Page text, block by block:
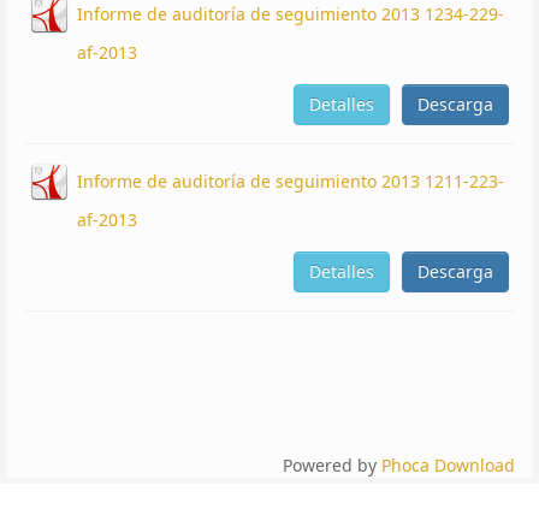
Informe de auditoría de seguimiento 2013 1234-229-
af-2013
Descarga
Detalles
Informe de auditoría de seguimiento 2013 1211-223-
af-2013
Descarga
Detalles
Powered by Phoca Download